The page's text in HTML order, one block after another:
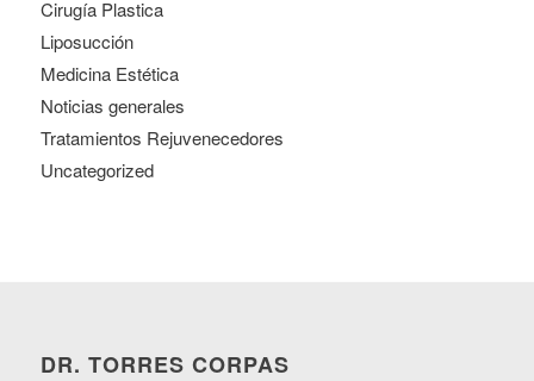
Cirugía Plastica
Liposucción
Medicina Estética
Noticias generales
Tratamientos Rejuvenecedores
Uncategorized
DR. TORRES CORPAS